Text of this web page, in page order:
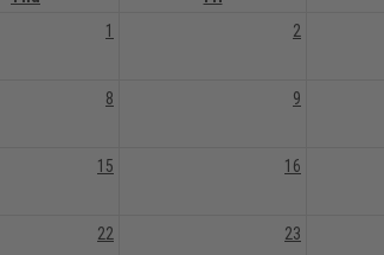
1 2
8 9
15 16
22 23